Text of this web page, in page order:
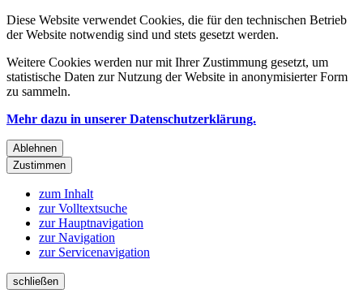
Diese Website verwendet Cookies, die für den technischen Betrieb
der Website notwendig sind und stets gesetzt werden.
Weitere Cookies werden nur mit Ihrer Zustimmung gesetzt, um
statistische Daten zur Nutzung der Website in anonymisierter Form
zu sammeln.
Mehr dazu in unserer Datenschutzerklärung.
Ablehnen
Zustimmen
zum Inhalt
zur Volltextsuche
zur Hauptnavigation
zur Navigation
zur Servicenavigation
schließen